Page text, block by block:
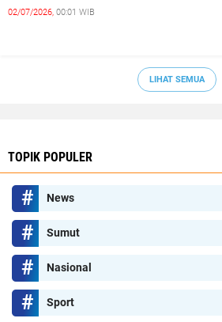
02/07/2026, 00:01 WIB
LIHAT SEMUA
TOPIK POPULER
News
Sumut
Nasional
Sport